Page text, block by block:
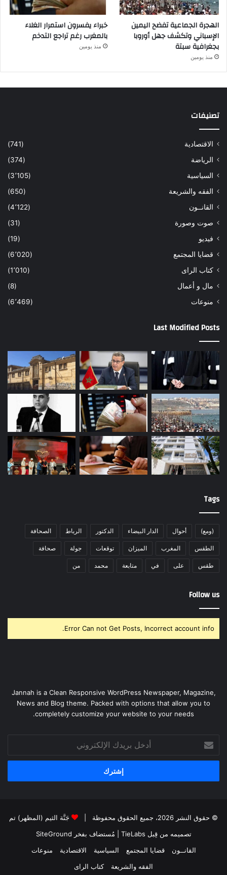
الهجرة الجماعية تفضح اليمين
الإسباني وتكشف جهل أوروبا
بجغرافية سبتة
منذ يومين
خبراء يفسرون استمرار الغلاء
بالمغرب رغم تراجع التدخم
منذ يومين
تصنيفات
الاقتصادية
(741)
الرياضة
(374)
السياسية
(3٬105)
الفقه والشريعة
(650)
القانــون
(4٬122)
صوت وصورة
(31)
فيديو
(19)
قضايا المجتمع
(6٬020)
كتاب الراى
(1٬010)
مال و أعمال
(8)
منوعات
(6٬469)
Last Modified Posts
Tags
(ومع) أحوال الدار البيضاء الدكتور الرباط الصحافة
الطقس المغرب الميزان توقعات جولة صحافة
طقس على في متابعة محمد من
Follow us
Error Can not Get Posts, Incorrect account info.
Jannah is a Clean Responsive WordPress Newspaper, Magazine,
News and Blog theme. Packed with options that allow you to
completely customize your website to your needs.
بريدك
الإلكتروني
© حقوق النشر 2026، جميع الحقوق محفوظة |
جَنَّة الثيم (المظهر) تم
تصميمه من قِبل TieLabs
| مُستضاف بفخر SiteGround
القانــون
قضايا المجتمع السياسية الاقتصادية
منوعات
الفقه والشريعة
كتاب الراى